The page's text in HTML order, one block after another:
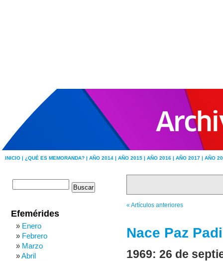
INICIO | ¿QUÉ ES MEMORANDA? | AÑO 2014 | AÑO 2015 | AÑO 2016 | AÑO 2017 | AÑO
« Artículos anteriores
Nace Paz
1969: 26 de
Efemérides
Enero
Febrero
Marzo
Abril